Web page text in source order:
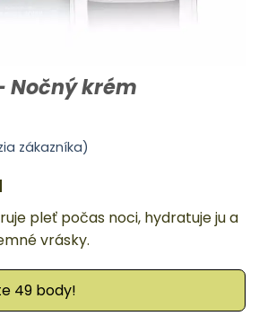
Nočný krém
zákazníka)
pleť počas noci, hydratuje ju a
vrásky.
49 body!